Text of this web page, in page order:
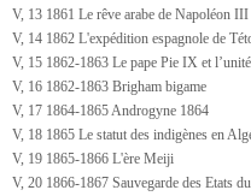
V, 13 1861 Le rêve arabe de Napoléon III
V, 14 1862 L'expédition espagnole de
V, 15 1862-1863 Le pape Pie IX et
V, 16 1862-1863 Brigham bigame
V, 17 1864-1865 Androgyne 1864
V, 18 1865 Le statut des indigènes en
V, 19 1865-1866 L'ère Meiji
V, 20 1866-1867 Sauvegarde des Etats